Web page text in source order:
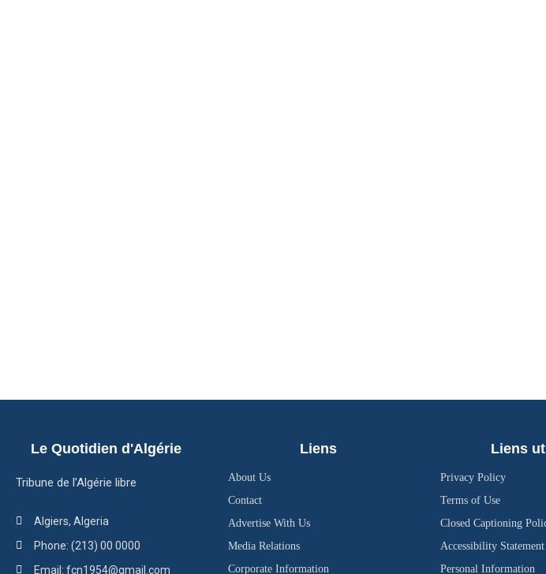
Le Quotidien d'Algérie
Tribune de l’Algérie libre
Algiers, Algeria
Phone: (213) 00 0000
Email: fcn1954@gmail.com
Liens
About Us
Contact
Advertise With Us
Media Relations
Corporate Information
Liens
Privacy Policy
Terms of Use
Closed Captioning
Accessibility Statement
Personal Information